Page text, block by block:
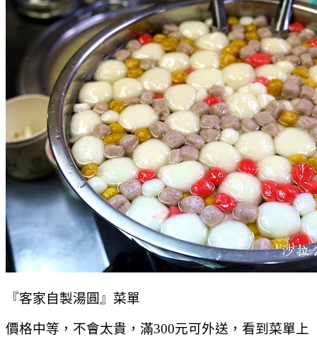
『客家自製湯圓』菜單
價格中等，不會太貴，滿300元可外送，看到菜單上